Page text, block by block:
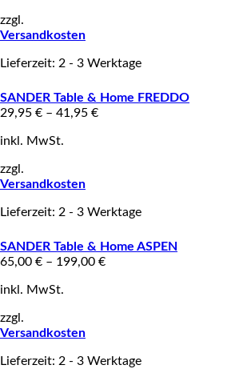
zzgl.
Versandkosten
Lieferzeit: 2 - 3 Werktage
SANDER Table & Home FREDDO
29,95 € – 41,95 €
inkl. MwSt.
zzgl.
Versandkosten
Lieferzeit: 2 - 3 Werktage
SANDER Table & Home ASPEN
65,00 € – 199,00 €
inkl. MwSt.
zzgl.
Versandkosten
Lieferzeit: 2 - 3 Werktage